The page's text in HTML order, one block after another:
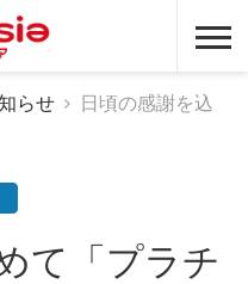
ベイシア
らせ
日頃の感謝を込
て「プラチ